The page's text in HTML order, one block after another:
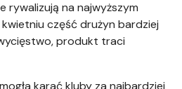
na najwyższym
część drużyn bardziej
produkt traci
mogła karać kluby za najbardziej